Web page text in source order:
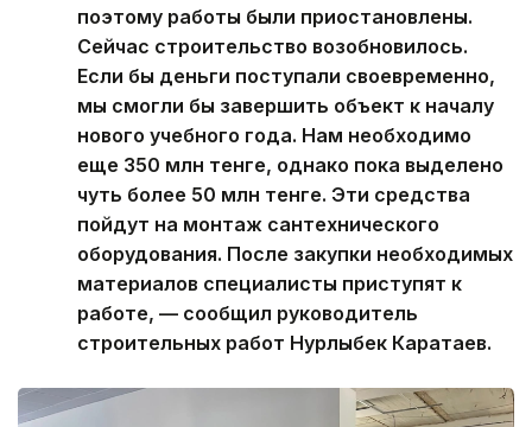
поэтому работы были приостановлены.
Сейчас строительство возобновилось.
Если бы деньги поступали своевременно,
мы смогли бы завершить объект к началу
нового учебного года. Нам необходимо
еще 350 млн тенге, однако пока выделено
чуть более 50 млн тенге. Эти средства
пойдут на монтаж сантехнического
оборудования. После закупки необходимых
материалов специалисты приступят к
работе, — сообщил руководитель
строительных работ Нурлыбек Каратаев.